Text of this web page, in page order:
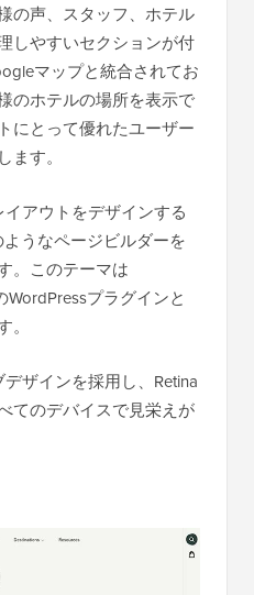
の声、スタッフ、ホテル
しやすいセクションが付
マップと統合されてお
のホテルの場所を表示で
にとって優れたユーザー
す。
アウトをデザインする
ようなページビルダーを
。このテーマは
WordPressプラグインと
ザインを採用し、Retina
てのデバイスで見栄えが